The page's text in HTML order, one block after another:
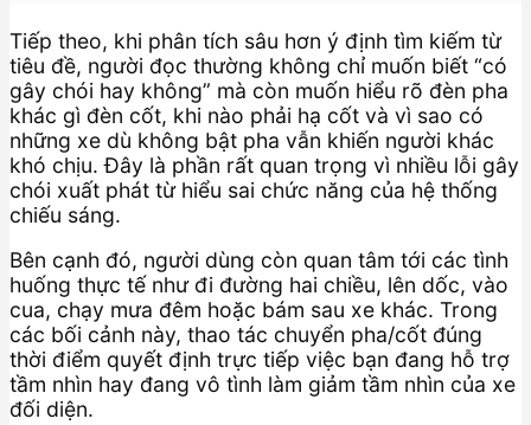
Tiếp theo, khi phân tích sâu hơn ý định tìm kiếm từ
tiêu đề, người đọc thường không chỉ muốn biết “có
gây chói hay không” mà còn muốn hiểu rõ đèn pha
khác gì đèn cốt, khi nào phải hạ cốt và vì sao có
những xe dù không bật pha vẫn khiến người khác
khó chịu. Đây là phần rất quan trọng vì nhiều lỗi gây
chói xuất phát từ hiểu sai chức năng của hệ thống
chiếu sáng.
Bên cạnh đó, người dùng còn quan tâm tới các tình
huống thực tế như đi đường hai chiều, lên dốc, vào
cua, chạy mưa đêm hoặc bám sau xe khác. Trong
các bối cảnh này, thao tác chuyển pha/cốt đúng
thời điểm quyết định trực tiếp việc bạn đang hỗ trợ
tầm nhìn hay đang vô tình làm giảm tầm nhìn của xe
đối diện.